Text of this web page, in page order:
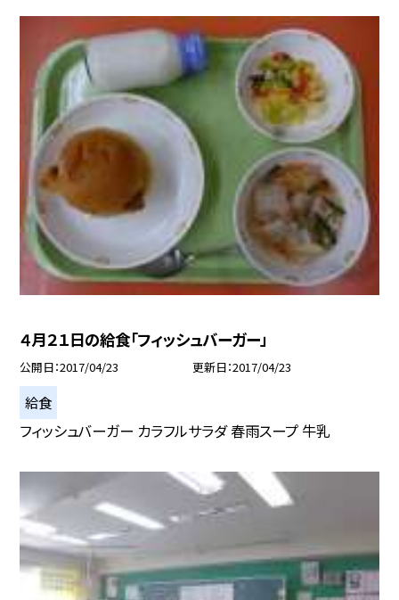
４月２１日の給食「フィッシュバーガー」
公開日 2017/04/23 更新日 2017/04/23
給食
フィッシュバーガー カラフルサラダ 春雨スープ 牛乳